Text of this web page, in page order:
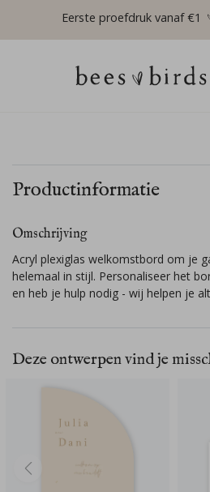
Eerste proefdruk vanaf €1
Productinformatie
Omschrijving
Acryl plexiglas welkomstbord om je
helemaal in stijl. Personaliseer het
en heb je hulp nodig - wij helpen je
Deze ontwerpen vind je